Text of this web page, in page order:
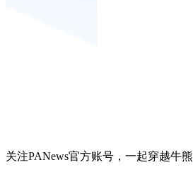
关注PANews官方账号，一起穿越牛熊